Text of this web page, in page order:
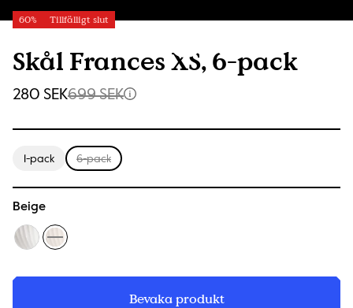
Skål Frances XS, 6-pack
60% Tillfälligt slut
280 SEK699 SEK
1-pack 6-pack
Beige
Bevaka produkt